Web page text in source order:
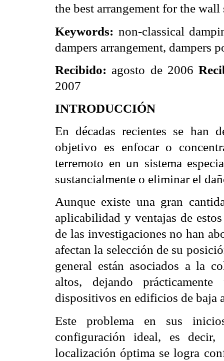
the best arrangement for the wall
Keywords: non-classical
dampers arrangement, dampers
Recibido: agosto de 2006
2007
INTRODUCCIÓN
En décadas recientes se han
objetivo es enfocar o
terremoto en un sistema
sustancialmente o eliminar el
Aunque existe una gran
aplicabilidad y ventajas de
de las investigaciones no han
afectan la selección de su
general están asociados a la
altos, dejando prácticamente
dispositivos en edificios de baja
Este problema en sus
configuración ideal, es
localización óptima se logra